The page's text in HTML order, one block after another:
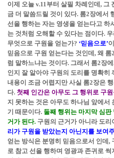
이제 오늘 v.11부터 살필 차례인데, 그
금 더 말씀드릴 것이 있다. 롬2장에서
선을 행하는 자는 영생을 얻는다고 하
는 것처럼 오해할 수 있다는 점이다.
무엇으로 구원을 얻는가? ‘믿음으로’
믿음으로 구원 얻는다는 것인데, 왜
럼 말하느냐는 것이다. 그래서 롬2장
인지 잘 알아야 구원의 도리를 명확히
내용이 조금 어렵지만 사실 롬2장은
다. 첫째 인간은 아무도 그 행위로 구
지 못하는 것은 아무도 하나님 앞에서
기 때문이다. 둘째 행위는 마지막 심
거가 된다. 구원의 근거가 아니라 도리
리가 구원을 받았는지 아닌지를 보여
얻는 방식은 분명히 믿음으로서 인데,
로 참고 선을 행하며 영광과 존귀로